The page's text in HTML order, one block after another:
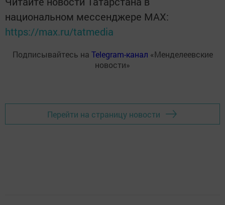
национальном мессенджере MАХ:
https://max.ru/tatmedia
Подписывайтесь на Telegram-канал «Менделеевские
новости»
Перейти на страницу новости